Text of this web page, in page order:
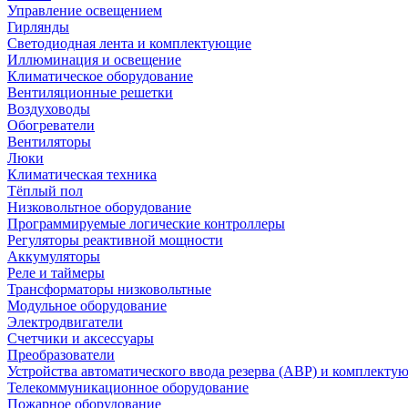
Управление освещением
Гирлянды
Светодиодная лента и комплектующие
Иллюминация и освещение
Климатическое оборудование
Вентиляционные решетки
Воздуховоды
Обогреватели
Вентиляторы
Люки
Климатическая техника
Тёплый пол
Низковольтное оборудование
Программируемые логические контроллеры
Регуляторы реактивной мощности
Аккумуляторы
Реле и таймеры
Трансформаторы низковольтные
Модульное оборудование
Электродвигатели
Счетчики и аксессуары
Преобразователи
Устройства автоматического ввода резерва (АВР) и
Телекоммуникационное оборудование
Пожарное оборудование